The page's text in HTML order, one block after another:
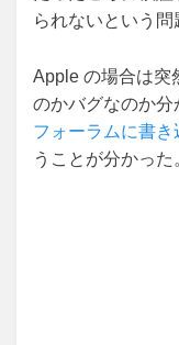
られないという問
Apple の場合は突
のかバグなのか分
フォーラムに書き
うことが分かった